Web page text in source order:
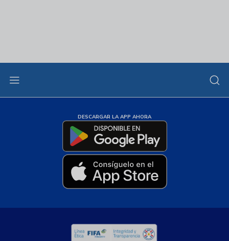
DESCARGAR LA APP AHORA